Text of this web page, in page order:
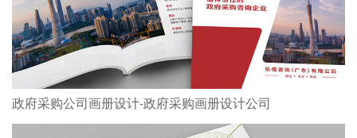
政府采购公司画册设计-政府采购画册设计公司